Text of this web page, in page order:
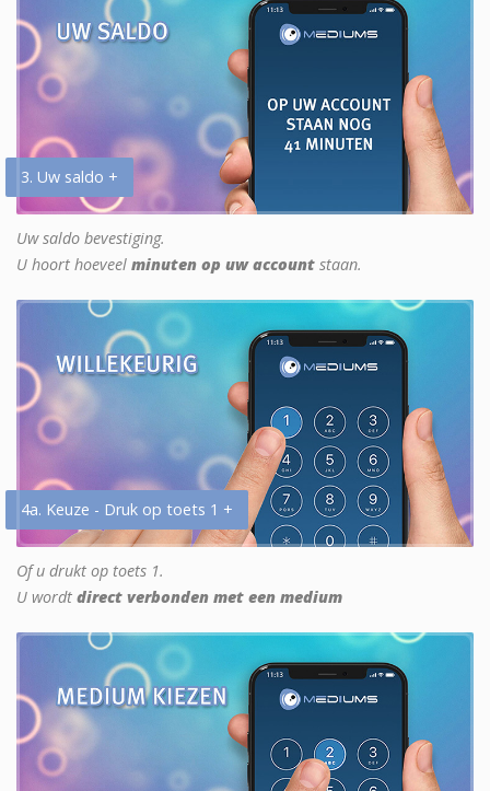
3. Uw saldo +
Uw saldo bevestiging.
U hoort hoeveel minuten op uw account staan.
4a. Keuze - Druk op toets 1 +
Of u drukt op toets 1.
U wordt direct verbonden met een medium